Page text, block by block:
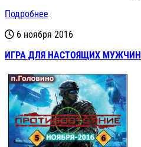
Подробнее
6 ноября 2016
ИГРА ДЛЯ НАСТОЯЩИХ МУЖЧИН